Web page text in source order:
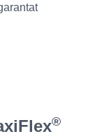
®